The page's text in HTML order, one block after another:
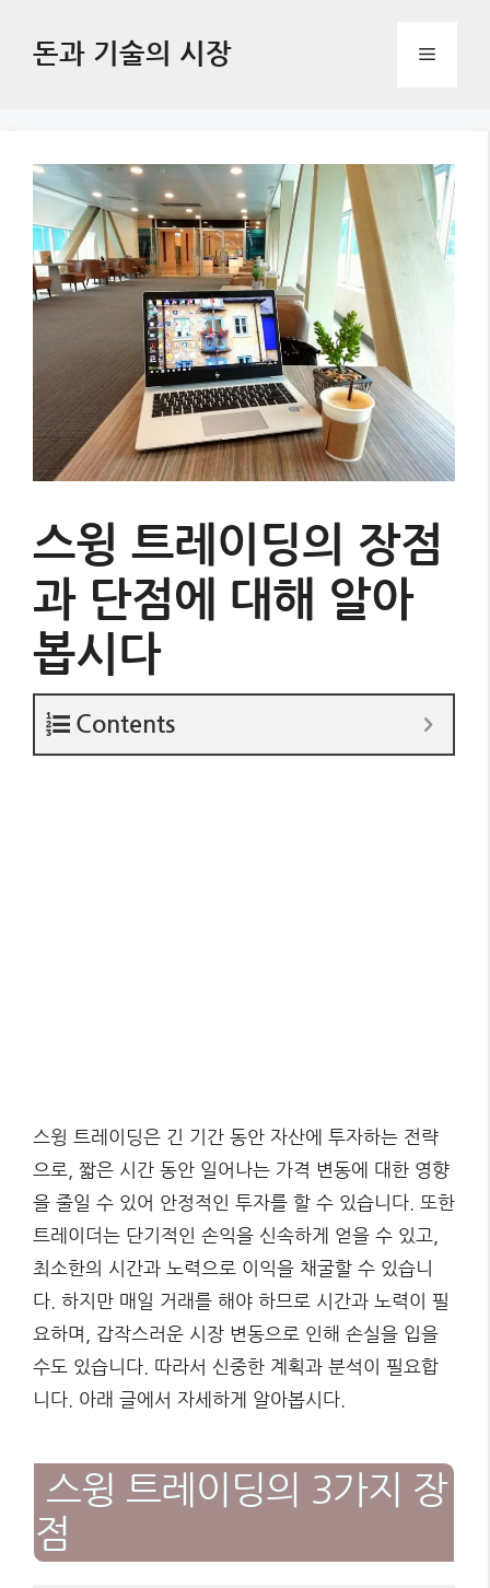
돈과 기술의 시장 Menu
스윙 트레이딩의 장점
과 단점에 대해 알아
봅시다
Contents
스윙 트레이딩은 긴 기간 동안 자산에 투자하는 전략
으로, 짧은 시간 동안 일어나는 가격 변동에 대한 영향
을 줄일 수 있어 안정적인 투자를 할 수 있습니다. 또한
트레이더는 단기적인 손익을 신속하게 얻을 수 있고,
최소한의 시간과 노력으로 이익을 채굴할 수 있습니
다. 하지만 매일 거래를 해야 하므로 시간과 노력이 필
요하며, 갑작스러운 시장 변동으로 인해 손실을 입을
수도 있습니다. 따라서 신중한 계획과 분석이 필요합
니다. 아래 글에서 자세하게 알아봅시다.
스윙 트레이딩의 3가지 장
점